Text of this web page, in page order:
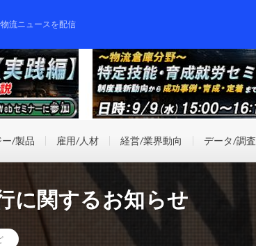
流ニュースを配信
/製品 雇用/人材 経営/業界動向 データ/調査
に関するお知らせ